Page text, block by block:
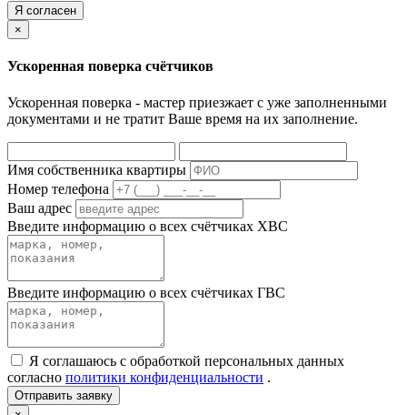
Я согласен
×
Ускоренная поверка счётчиков
Ускоренная поверка - мастер приезжает с уже заполненными
документами и не тратит Ваше время на их заполнение.
Имя собственника квартиры
Номер телефона
Ваш адрес
Введите информацию о всех счётчиках ХВС
Введите информацию о всех счётчиках ГВС
Я соглашаюсь с обработкой персональных данных
согласно политики конфиденциальности .
Отправить заявку